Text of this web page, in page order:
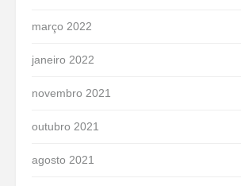
março 2022
janeiro 2022
novembro 2021
outubro 2021
agosto 2021